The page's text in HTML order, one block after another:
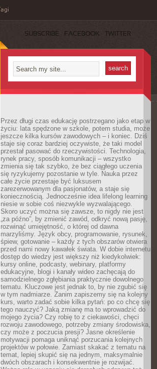
Tagi
SUBSCRIBE FACEBOOK TWITTER
Przez długi czas edukację postrzegano jako etap w
życiu: lata spędzone w szkole, potem studia, może
jeszcze kilka kursów zawodowych – i koniec. Dziś
staje się coraz bardziej oczywiste, że taki model
przestał pasować do rzeczywistości. Technologia,
rynek pracy, sposób komunikacji – wszystko
zmienia się tak szybko, że bez ciągłego uczenia
się ryzykujemy pozostanie w tyle. Nauka przez
całe życie przestaje być luksusem
zarezerwowanym dla pasjonatów, a staje się
koniecznością. Jednocześnie idea lifelong learning
niesie w sobie coś niezwykle wyzwalającego.
Skoro uczyć można się zawsze, to nigdy nie jest
„za późno”, by zmienić zawód, odkryć nową pasję,
rozwinąć umiejętność, o której od dawna
marzyliśmy. Język obcy, programowanie, rysunek,
śpiew, gotowanie – każdy z tych obszarów otwiera
przed nami nowy kawałek świata. W dobie internetu
dostęp do wiedzy jest większy niż kiedykolwiek:
kursy online, podcasty, webinary, platformy
edukacyjne, blogi i kanały wideo zachęcają do
samodzielnego zgłębiania praktycznie dowolnego
tematu. Kluczowe jest jednak to, by nie zgubić się
w tym nadmiarze. Zanim zapiszemy się na kolejny
kurs, warto zadać sobie kilka pytań: po co chcę się
tego nauczyć? Jaką zmianę ma to wprowadzić do
mojego życia? Czy robię to z ciekawości, chęci
rozwoju zawodowego, potrzeby zmiany środowiska,
czy może z poczucia presji? Jasne określenie
motywacji pomaga uniknąć porzucania kolejnych
projektów w połowie. Zamiast skakać z tematu na
temat, lepiej skupić się na jednym, maksymalnie
dwóch obszarach i konsekwentnie je rozwijać.